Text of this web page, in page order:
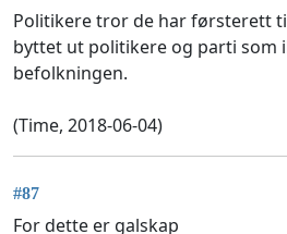
Politikere tror de har førsterett
byttet ut politikere og parti som
befolkningen.
(Time, 2018-06-04)
#87
For dette er galskap